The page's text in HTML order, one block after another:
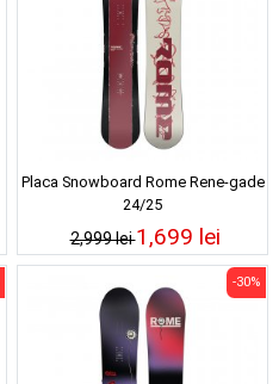
Placa Snowboard Rome Rene-gade
24/25
2,999 lei1,699 lei
-30%